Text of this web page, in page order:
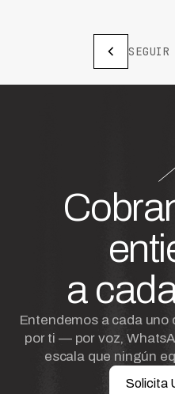
SEGUIR
a
Entendemos a cada
por ti — por voz,
escala que ningún
Solicita